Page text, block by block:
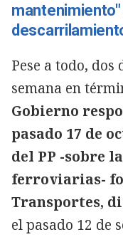
Pese a todo,
semana en
Gobierno
pasado 17 de
del PP -sobre
ferroviarias-
Transportes,
el pasado 12 de